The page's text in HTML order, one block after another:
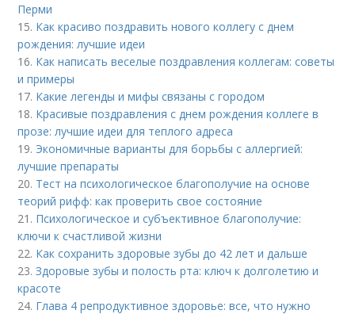
Перми
15. Как красиво поздравить нового коллегу с днем
рождения: лучшие идеи
16. Как написать веселые поздравления коллегам: советы
и примеры
17. Какие легенды и мифы связаны с городом
18. Красивые поздравления с днем рождения коллеге в
прозе: лучшие идеи для теплого адреса
19. Экономичные варианты для борьбы с аллергией:
лучшие препараты
20. Тест на психологическое благополучие на основе
теорий рифф: как проверить свое состояние
21. Психологическое и субъективное благополучие:
ключи к счастливой жизни
22. Как сохранить здоровые зубы до 42 лет и дальше
23.Здоровые зубы и полость рта: ключ к долголетию и
красоте
24. Глава 4 репродуктивное здоровье: все, что нужно